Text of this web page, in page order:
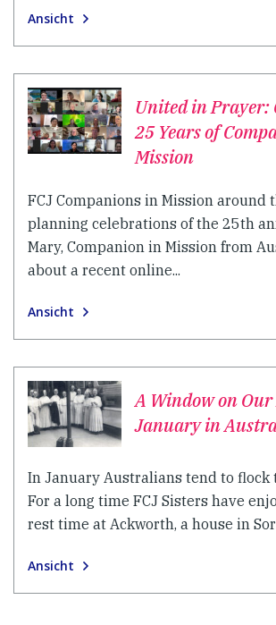
Ansicht
United in Prayer:
25 Years of
Mission
FCJ Companions in Mission around
planning celebrations of the 25th
Mary, Companion in Mission from
about a recent online...
Ansicht
A Window on
January in
In January Australians tend to flock
For a long time FCJ Sisters have
rest time at Ackworth, a house in
Ansicht